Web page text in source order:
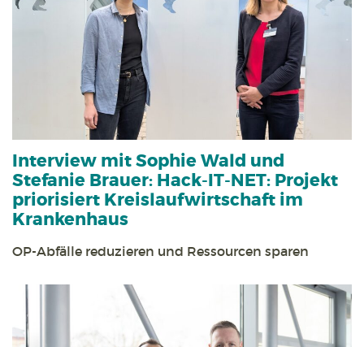
Interview mit Sophie Wald und
Stefanie Brauer: Hack-IT-NET: Projekt
priorisiert Kreislauf­wirtschaft im
Kranken­haus
OP-Abfälle reduzieren und Ressourcen sparen